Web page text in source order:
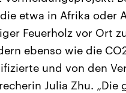
etwa in Afrika oder
Feuerholz vor Ort
ebenso wie die
und von den
Julia Zhu.